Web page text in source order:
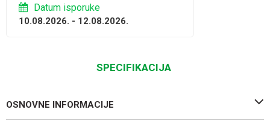
Datum isporuke
10.08.2026. - 12.08.2026.
SPECIFIKACIJA
OSNOVNE INFORMACIJE